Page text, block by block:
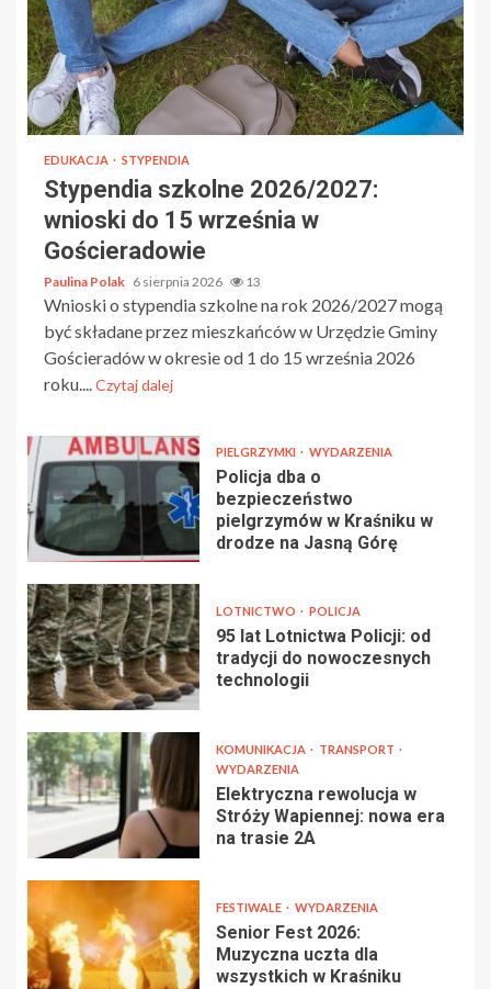
EDUKACJA STYPENDIA
Stypendia szkolne 2026/2027:
wnioski do 15 września w
Gościeradowie
Paulina Polak 6 sierpnia 2026 13
Wnioski o stypendia szkolne na rok 2026/2027 mogą
być składane przez mieszkańców w Urzędzie Gminy
Gościeradów w okresie od 1 do 15 września 2026
roku....Czytaj dalej
PIELGRZYMKI WYDARZENIA
Policja dba o
bezpieczeństwo
pielgrzymów w Kraśniku w
drodze na Jasną Górę
LOTNICTWO POLICJA
95 lat Lotnictwa Policji: od
tradycji do nowoczesnych
technologii
KOMUNIKACJA
TRANSPORT
WYDARZENIA
Elektryczna rewolucja w
Stróży Wapiennej: nowa era
na trasie 2A
FESTIWALE WYDARZENIA
Senior Fest 2026:
Muzyczna uczta dla
wszystkich w Kraśniku